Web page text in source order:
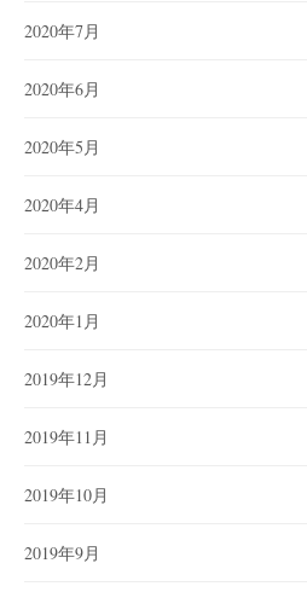
2020年7月
2020年6月
2020年5月
2020年4月
2020年2月
2020年1月
2019年12月
2019年11月
2019年10月
2019年9月